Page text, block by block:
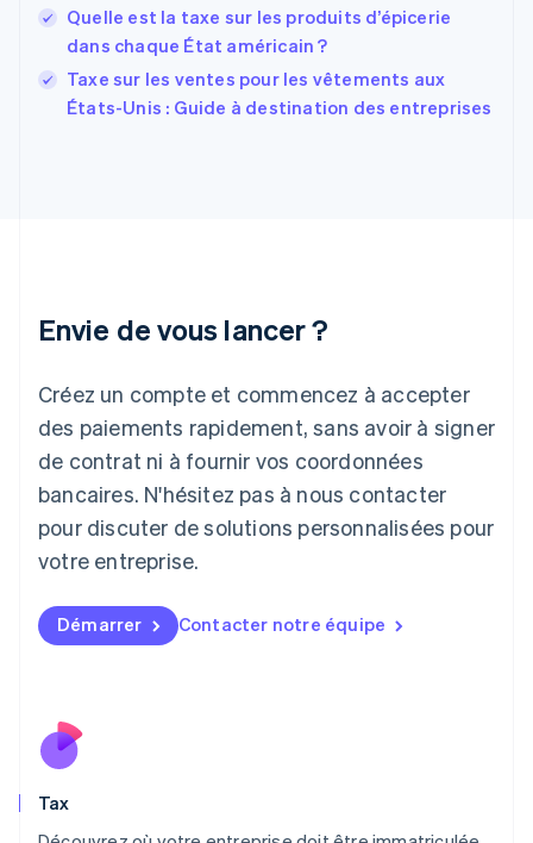
Quelle est la taxe sur les produits d’épicerie
dans chaque État américain ?
Taxe sur les ventes pour les vêtements aux
États-Unis : Guide à destination des entreprises
Envie de vous lancer ?
Créez un compte et commencez à accepter
des paiements rapidement, sans avoir à signer
de contrat ni à fournir vos coordonnées
bancaires. N'hésitez pas à nous contacter
pour discuter de solutions personnalisées pour
votre entreprise.
Démarrer Contacter notre équipe
Tax
Finlande
English Svenska
FrançaisEnglish
Gibraltar
English
Italie
Japon
日本語
Lettonie
English
Liechtenstein
DeutschEnglish
English
FrançaisDeutschEnglish
Malaisie
Mexique
Español
Nouvelle-Zélande